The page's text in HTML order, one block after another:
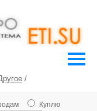
/
Куплю